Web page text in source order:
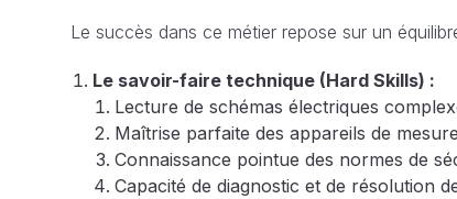
Le succès dans ce métier repose sur un
Le savoir-faire technique (Hard Skills) :
Lecture de schémas électriques
Maîtrise parfaite des appareils de
Connaissance pointue des normes de
Capacité de diagnostic et de résolution